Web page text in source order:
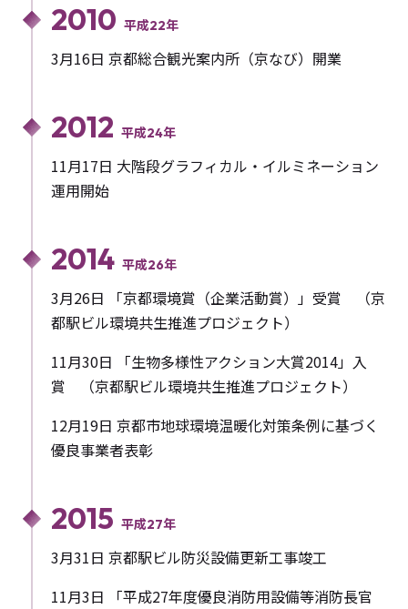
2010 平成22年
3月16日 京都総合観光案内所（京なび）開業
2012 平成24年
11月17日 大階段グラフィカル・イルミネーション
運用開始
2014 平成26年
3月26日 「京都環境賞（企業活動賞）」受賞 （京
都駅ビル環境共生推進プロジェクト）
11月30日 「生物多様性アクション大賞2014」入
賞 （京都駅ビル環境共生推進プロジェクト）
12月19日 京都市地球環境温暖化対策条例に基づく
優良事業者表彰
2015 平成27年
3月31日 京都駅ビル防災設備更新工事竣工
11月3日 「平成27年度優良消防用設備等消防長官